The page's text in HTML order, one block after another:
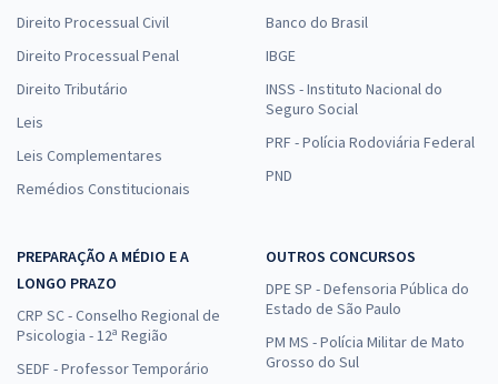
Direito Processual Civil
Direito Processual Penal
Direito Tributário
Leis
Leis Complementares
Remédios Constitucionais
Banco do Brasil
IBGE
INSS - Instituto Nacional do
Seguro Social
PRF - Polícia Rodoviária Federal
PND
PREPARAÇÃO A MÉDIO E A
LONGO PRAZO
CRP SC - Conselho Regional de
Psicologia - 12ª Região
SEDF - Professor Temporário
OUTROS CONCURSOS
DPE SP - Defensoria Pública do
Estado de São Paulo
PM MS - Polícia Militar de Mato
Grosso do Sul